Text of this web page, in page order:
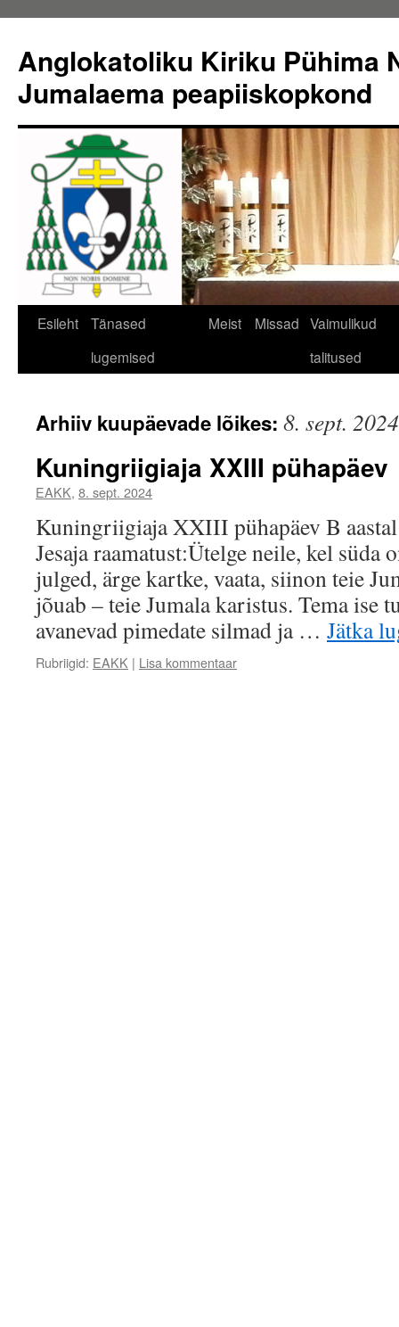
juurde
Anglokatoliku Kiriku Pühima
Jumalaema peapiiskopkond
Esileht
Tänased
lugemised
Meist Missad Vaimulikud
talitused
Arhiiv kuupäevade lõikes: 8. sept. 2024
Kuningriigiaja XXIII pühapäev
EAKK, 8. sept. 2024
Kuningriigiaja XXIII pühapäev B
Jesaja raamatust:Ütelge neile, kel süda
julged, ärge kartke, vaata, siinon teie
jõuab – teie Jumala karistus. Tema ise
avanevad pimedate silmad ja … Jätka
Rubriigid: EAKK | Lisa kommentaar